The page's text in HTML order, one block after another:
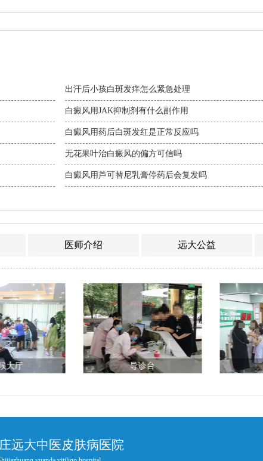
出汗后小孩白斑发痒怎么紧急处理
白癜风用JAK抑制剂有什么副作用
白癜风用药后白斑发红是正常反应吗
无花果叶治白癜风的偏方可信吗
白癜风用芦可替尼乳膏停药后会复发吗
医师介绍 远大公益
大厅 导诊台
远大中医皮肤病医院